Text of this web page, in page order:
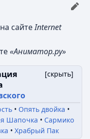
на сайтеInternet
«Аниматор.ру»
[скрыть]
Опять двойка
Шапочка
Сармико
Храбрый Пак